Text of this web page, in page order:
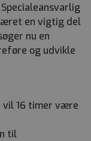
en vigtig del
nu en
og udvikle
16 timer være
til